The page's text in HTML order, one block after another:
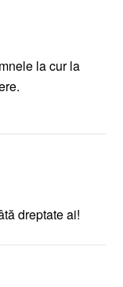
la cur la
dreptate ai!